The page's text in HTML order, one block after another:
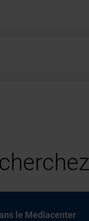
le Mediacenter